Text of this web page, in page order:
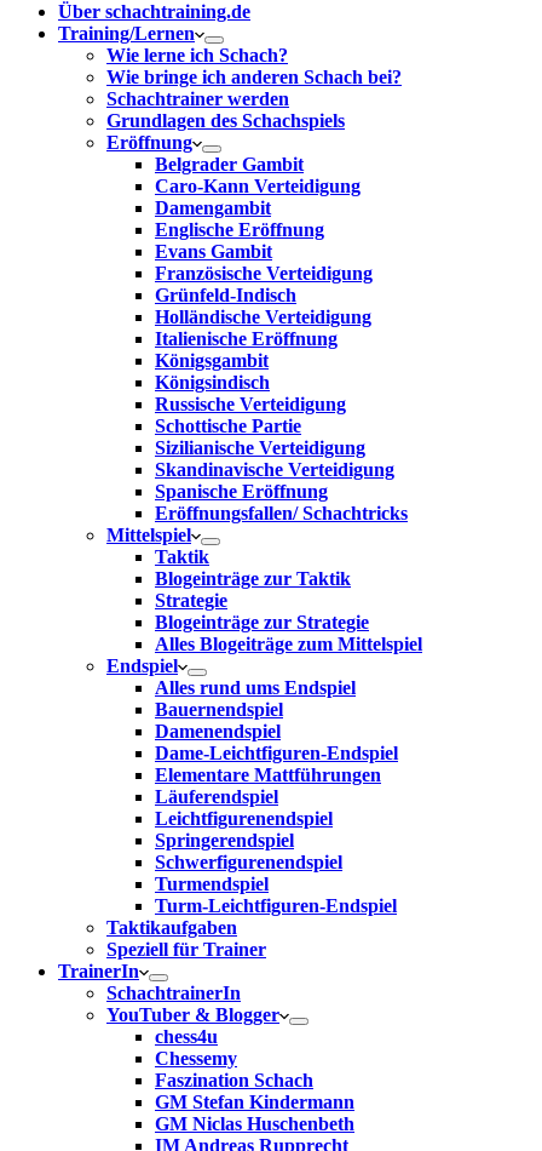
Über schachtraining.de
Training/Lernen
Wie lerne ich Schach?
Wie bringe ich anderen Schach bei?
Schachtrainer werden
Grundlagen des Schachspiels
Eröffnung
Belgrader Gambit
Caro-Kann Verteidigung
Damengambit
Englische Eröffnung
Evans Gambit
Französische Verteidigung
Grünfeld-Indisch
Holländische Verteidigung
Italienische Eröffnung
Königsgambit
Königsindisch
Russische Verteidigung
Schottische Partie
Sizilianische Verteidigung
Skandinavische Verteidigung
Spanische Eröffnung
Eröffnungsfallen/ Schachtricks
Mittelspiel
Taktik
Blogeinträge zur Taktik
Strategie
Blogeinträge zur Strategie
Alles Blogeiträge zum Mittelspiel
Endspiel
Alles rund ums Endspiel
Bauernendspiel
Damenendspiel
Dame-Leichtfiguren-Endspiel
Elementare Mattführungen
Läuferendspiel
Leichtfigurenendspiel
Springerendspiel
Schwerfigurenendspiel
Turmendspiel
Turm-Leichtfiguren-Endspiel
Taktikaufgaben
Speziell für Trainer
TrainerIn
SchachtrainerIn
YouTuber & Blogger
chess4u
Chessemy
Faszination Schach
GM Stefan Kindermann
GM Niclas Huschenbeth
IM Andreas Rupprecht